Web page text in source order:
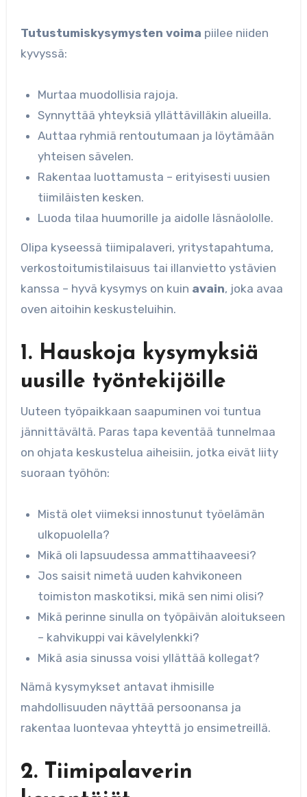
Tutustumiskysymysten voima piilee niiden
kyvyssä:
Murtaa muodollisia rajoja.
Synnyttää yhteyksiä yllättävilläkin alueilla.
Auttaa ryhmiä rentoutumaan ja löytämään
yhteisen sävelen.
Rakentaa luottamusta – erityisesti uusien
tiimiläisten kesken.
Luoda tilaa huumorille ja aidolle läsnäololle.
Olipa kyseessä tiimipalaveri, yritystapahtuma,
verkostoitumistilaisuus tai illanvietto ystävien
kanssa – hyvä kysymys on kuin avain, joka avaa
oven aitoihin keskusteluihin.
1. Hauskoja kysymyksiä
uusille työntekijöille
Uuteen työpaikkaan saapuminen voi tuntua
jännittävältä. Paras tapa keventää tunnelmaa
on ohjata keskustelua aiheisiin, jotka eivät liity
suoraan työhön:
Mistä olet viimeksi innostunut työelämän
ulkopuolella?
Mikä oli lapsuudessa ammattihaaveesi?
Jos saisit nimetä uuden kahvikoneen
toimiston maskotiksi, mikä sen nimi olisi?
Mikä perinne sinulla on työpäivän aloitukseen
– kahvikuppi vai kävelylenkki?
Mikä asia sinussa voisi yllättää kollegat?
Nämä kysymykset antavat ihmisille
mahdollisuuden näyttää persoonansa ja
rakentaa luontevaa yhteyttä jo ensimetreillä.
2. Tiimipalaverin